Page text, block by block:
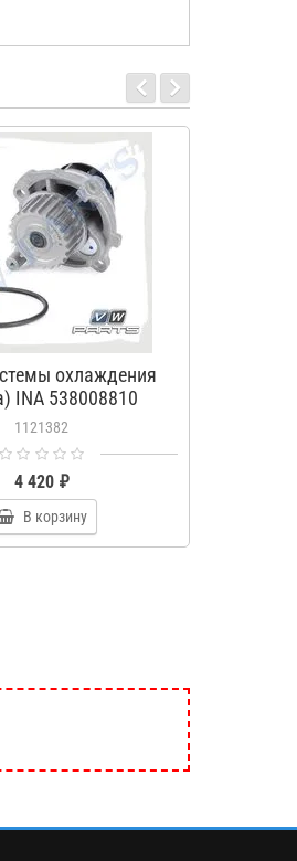
охлаждения
INA 538008810
1121382
4 420 ₽
В корзину